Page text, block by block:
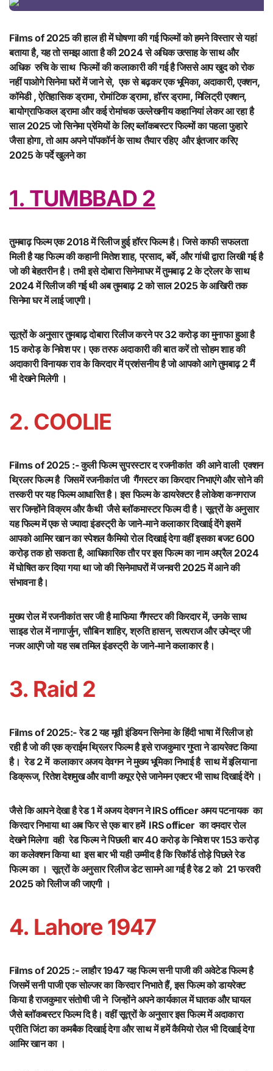
Films of 2025 की हाल ही में घोषणा की गई फिल्मों को हमने विस्तार से यहां
बताया है, यह तो समझ आता है की 2024 से अधिक उत्साह के साथ और
अधिक रुचि के साथ फिल्मों की कलाकारी की गई है जिससे आप खुद को रोक
नहीं पाओगे सिनेमा घरों में जाने से, एक से बढ़कर एक भूमिका, अदाकारी, एक्शन,
कॉमेडी , ऐतिहासिक ड्रामा, रोमांटिक ड्रामा, हॉरर ड्रामा, मिलिट्री एक्शन,
बायोग्राफिकल ड्रामा और कई रोमांचक उल्लेखनीय कहानियां लेकर आ रहा है
साल 2025 जो सिनेमा प्रेमियों के लिए ब्लॉकबस्टर फिल्मों का पहला फुहारे
जैसा होगा, तो आप अपने पॉपकॉर्न के साथ तैयार रहिए और इंतजार करिए
2025 के पर्दे खुलने का
1. TUMBBAD 2
तुमबाढ़ फिल्म एक 2018 में रिलीज हुई हॉरर फिल्म है। जिसे काफी सफलता
मिली है यह फिल्म की कहानी मितेश शाह, प्रसाद, बर्वे, और गांधी द्वारा लिखी गई है
जो की बेहतरीन है। तभी इसे दोबारा सिनेमाघर में तुमबाढ़ 2 के ट्रेलर के साथ
2024 में रिलीज की गई थी अब तुमबाढ़ 2 को साल 2025 के आखिरी तक
सिनेमा घर में लाई जाएगी।
सूत्रों के अनुसार तुमबाढ़ दोबारा रिलीज करने पर 32 करोड़ का मुनाफा हुआ है
15 करोड़ के निवेश पर। एक तरफ अदाकारी की बात करें तो सोहम शाह की
अदाकारी विनायक राव के किरदार में प्रशंसनीय है जो आपको आगे तुमबाढ़ 2 मैं
भी देखने मिलेगी ।
2. COOLIE
Films of 2025 :- कुली फिल्म सुपरस्टार द रजनीकांत की आने वाली एक्शन
थ्रिलर फिल्म है जिसमें रजनीकांत जी गैंगस्टर का किरदार निभाएंगे और सोने की
तस्करी पर यह फिल्म आधारित है। इस फिल्म के डायरेक्टर है लोकेश कनगराज
सर जिन्होंने विक्रम और कैथी जैसे ब्लॉकमास्टर फिल्म दी है। सूत्रों के अनुसार
यह फिल्म में एक से ज्यादा इंडस्ट्री के जाने-माने कलाकार दिखाई देंगे इसमें
आपको आमिर खान का स्पेशल कैमियो रोल दिखाई देगा वहीं इसका बजट 600
करोड़ तक हो सकता है, आधिकारिक तौर पर इस फिल्म का नाम अप्रैल 2024
में घोषित कर दिया गया था जो की सिनेमाघरों में जनवरी 2025 में आने की
संभावना है।
मुख्य रोल में रजनीकांत सर जी है माफिया गैंगस्टर की किरदार में, उनके साथ
साइड रोल में नागार्जुन, सौबिन शाहिर, श्रुति हासन, सत्यराज और उपेन्द्र जी
नजर आएंगे जो यह सब तमिल इंडस्ट्री के जाने-माने कलाकार है।
3. Raid 2
Films of 2025:- रेड 2 यह मूवी इंडियन सिनेमा के हिंदी भाषा में रिलीज हो
रही है जो की एक क्राईम थ्रिलर फिल्म है इसे राजकुमार गुप्ता ने डायरेक्ट किया
है। रेड 2 में कलाकार अजय देवगन ने मुख्य भूमिका निभाई है साथ में इलियाना
डिक्रूज, रितेश देशमुख और वाणी कपूर ऐसे जानेमन एक्टर भी साथ दिखाई देंगे ।
जैसे कि आपने देखा है रेड 1 में अजय देवगन ने IRS officer अमय पटनायक का
किरदार निभाया था अब फिर से एक बार हमें IRS officer का दमदार रोल
देखने मिलेगा वही रेड फिल्म ने पिछली बार 40 करोड़ के निवेश पर 153 करोड़
का कलेक्शन किया था इस बार भी यही उम्मीद है कि रिकॉर्ड तोड़े पिछले रेड
फिल्म का । सूत्रों के अनुसार रिलीज डेट सामने आ गई है रेड 2 को 21 फरवरी
2025 को रिलीज की जाएगी ।
4. Lahore 1947
Films of 2025 :- लाहौर 1947 यह फिल्म सनी पाजी की अवेटेड फिल्म है
जिसमें सनी पाजी एक सोल्जर का किरदार निभाते हैं, इस फिल्म को डायरेक्ट
किया है राजकुमार संतोषी जी ने जिन्होंने अपने कार्यकाल में घातक और घायल
जैसे ब्लॉकबस्टर फिल्म दि है। वहीं सूत्रों के अनुसार इस फिल्म में अदाकारा
प्रीति जिंटा का कमबैक दिखाई देगा और साथ में हमें कैमियो रोल भी दिखाई देगा
आमिर खान का ।